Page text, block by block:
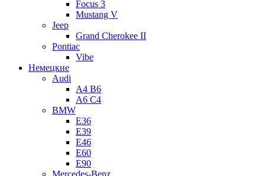
Focus 3
Mustang V
Jeep
Grand Cherokee II
Pontiac
Vibe
Немецкие
Audi
A4 B6
A6 C4
BMW
E36
E39
E46
E60
E90
Mercedes-Benz